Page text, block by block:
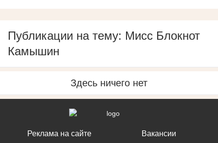
Публикации на тему: Мисс Блокнот
Камышин
Здесь ничего нет
Реклама на сайте
Вакансии